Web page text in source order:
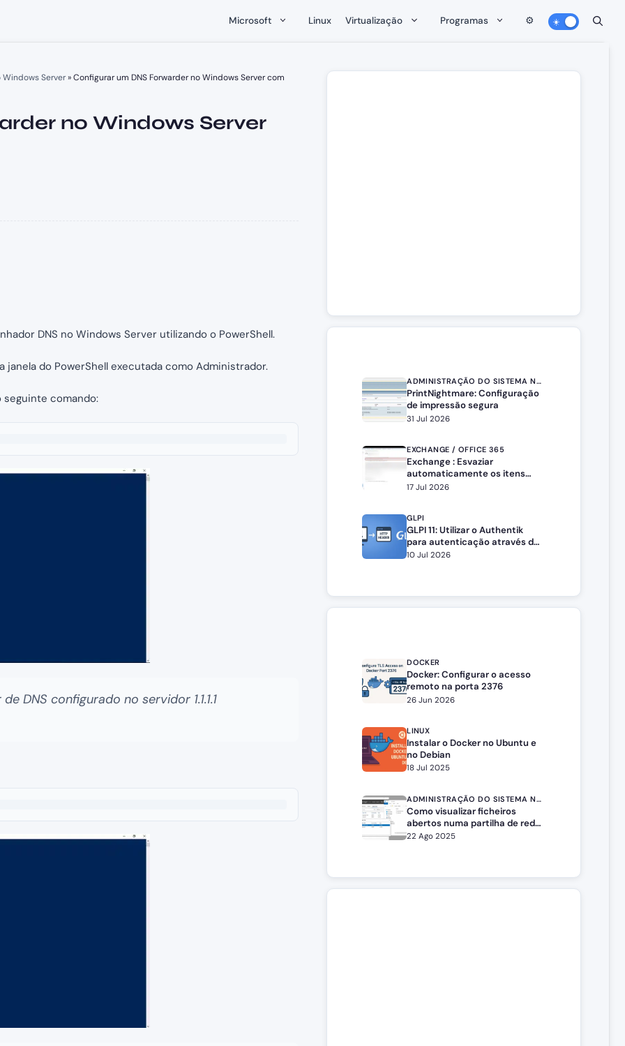
Microsoft Linux Virtualização Programas ⚙️
Server»Configurar um DNS Forwarder no Windows Server com
no Windows Server
DNS no Windows Server utilizando o PowerShell.
do PowerShell executada como Administrador.
seguinte comando:
DNS configurado no servidor 1.1.1.1
ADMINISTRAÇÃO DO SISTEMA NO WINDOWS SERVER
PrintNightmare: Configuração
de impressão segura
31 Jul 2026
EXCHANGE / OFFICE 365
Exchange : Esvaziar
automaticamente os itens
eliminados
17 Jul 2026
GLPI
GLPI 11: Utilizar o Authentik
para autenticação através do
cabeçalho HTTP
10 Jul 2026
DOCKER
Docker: Configurar o acesso
remoto na porta 2376
26 Jun 2026
LINUX
Instalar o Docker no Ubuntu e
no Debian
18 Jul 2025
ADMINISTRAÇÃO DO SISTEMA NO WINDOWS SERVER
Como visualizar ficheiros
abertos numa partilha de rede
num servidor Windows
22 Ago 2025